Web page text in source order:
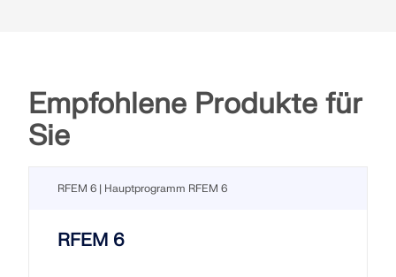
Empfohlene Produkte für
Sie
RFEM 6 | Hauptprogramm RFEM 6
RFEM 6